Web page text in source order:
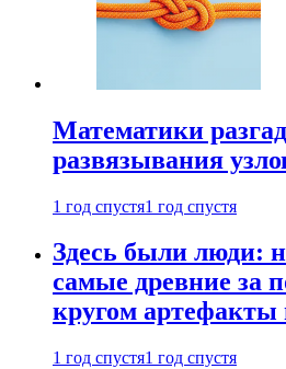
Математики
развязывания
1 год спустя1 год спустя
Здесь были люди:
самые древние за
кругом артефакты
1 год спустя1 год спустя